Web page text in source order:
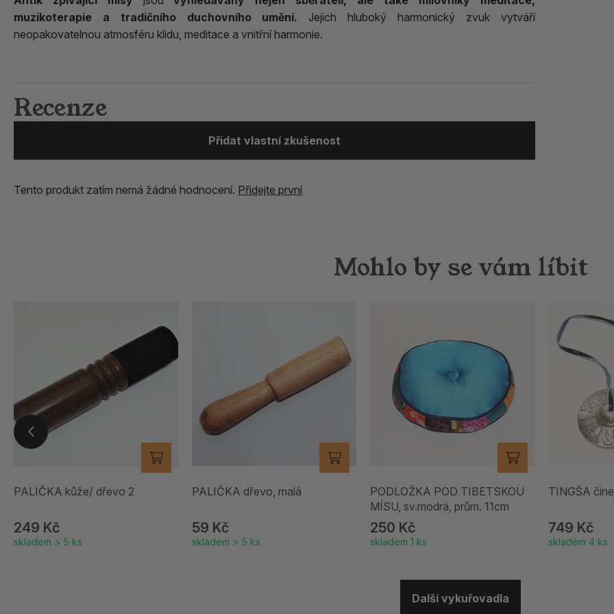
muzikoterapie a tradičního duchovního umění. Jejich hluboký harmonický zvuk vytváří
neopakovatelnou atmosféru klidu, meditace a vnitřní harmonie.
Recenze
Přidat vlastní zkušenost
Tento produkt zatím nemá žádné hodnocení. Přidejte první
Mohlo by se vám líbit
PALIČKA kůže/ dřevo 2
249 Kč
skladem > 5 ks
PALIČKA dřevo, malá
59 Kč
skladem > 5 ks
PODLOŽKA POD TIBETSKOU
MÍSU, sv.modrá, prům. 11cm
250 Kč
skladem 1 ks
TINGŠA
749 Kč
skladem 4 ks
Další vykuřovadla